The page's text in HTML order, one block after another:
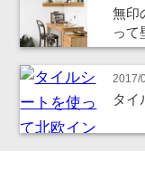
無印
って
2017/
タイ